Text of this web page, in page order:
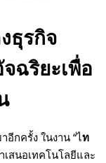
ธุรกิจ
ฉริยะเพื่อ
กครั้ง ในงาน “ไท
เสนอเทคโนโลยีและ